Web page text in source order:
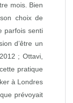
mois. Bien
choix de
parfois senti
d’être un
; Ottavi,
pratique
à Londres
prévoyait